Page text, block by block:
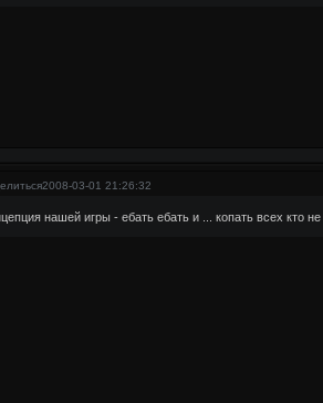
2008-03-01 21:26:32
нашей игры - ебать ебать и ... копать всех кто